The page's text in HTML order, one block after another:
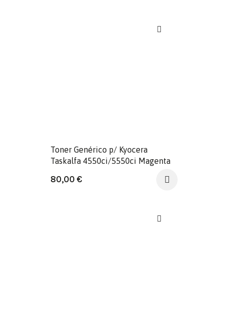
Toner Genérico p/ Kyocera
Taskalfa 4550ci/5550ci Magenta
80,00 €